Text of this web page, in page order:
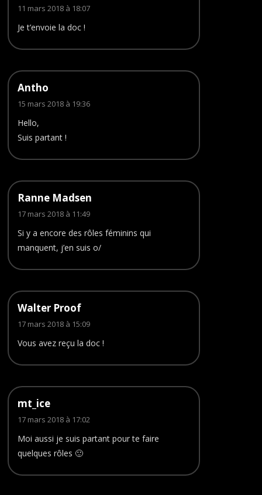
11 mars 2018 à 18:07
Je t’envoie la doc !
Antho
15 mars 2018 à 19:36
Hello,
Suis partant !
Ranne Madsen
17 mars 2018 à 11:49
Si y a encore des rôles féminins qui
manquent, j’en suis o/
Walter Proof
17 mars 2018 à 15:09
Vous avez reçu la doc !
mt_ice
17 mars 2018 à 17:02
Moi aussi je suis partant pour te faire
quelques rôles 🙂